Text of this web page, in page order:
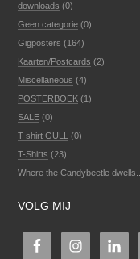
downloads (0)
Geen categorie (0)
Gigposters (164)
Kaarten/Postcards (2)
Miscellaneous (4)
POSTERBOEK (1)
SALE (0)
T-shirt GULL
(0)
T-Shirts (23)
Where the Candybeetle dwells...
VOLG MIJ